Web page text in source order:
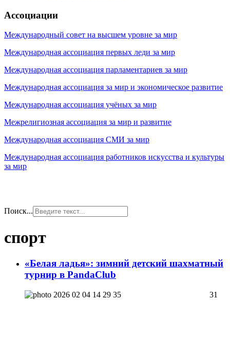
Ассоциации
Международный совет на высшем уровне за мир
Международная ассоциация первых леди за мир
Международная ассоциация парламентариев за мир
Международная ассоциация за мир и экономическое развитие
Международная ассоциация учёных за мир
Межрелигиозная ассоциация за мир и развитие
Международная ассоциация СМИ за мир
Международная ассоциация работников искусства и культуры
за мир
Поиск...
спорт
«Белая ладья»: зимний детский шахматный
турнир в PandaClub
31